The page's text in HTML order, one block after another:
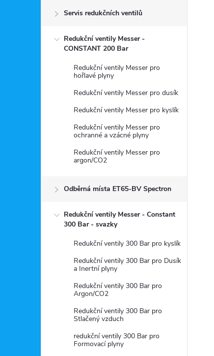
Servis redukčních ventilů
Redukční ventily Messer -
CONSTANT 200 Bar
Redukční ventily Messer pro
hořlavé plyny
Redukční ventily Messer pro dusík
Redukční ventily Messer pro kyslík
Redukční ventily Messer pro
ochranné a vzácné plyny
Redukční ventily Messer pro
argon/CO2
Odběrná místa ET65-BV Spectron
Redukční ventily Messer - Constant
300 Bar - svazky
Redukční ventily 300 Bar pro kyslík
Redukční ventily 300 Bar pro Dusík
a Inertní plyny
Redukční ventily 300 Bar pro
Argon/CO2
Redukční ventily 300 Bar pro
Stlačený vzduch
redukční ventily 300 Bar pro
Formovací plyny